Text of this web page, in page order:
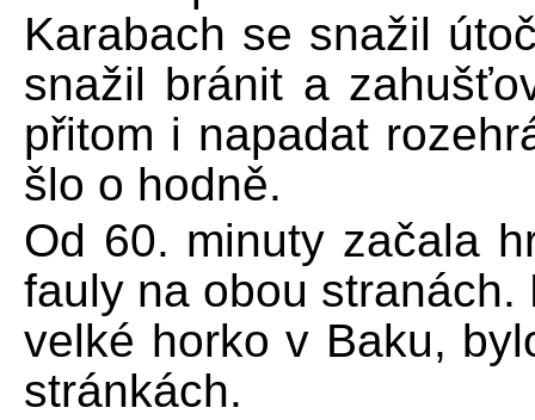
Karabach se snažil
snažil bránit a
přitom i napadat
šlo o hodně.
Od 60. minuty začala
fauly na obou
velké horko v Baku,
stránkách.